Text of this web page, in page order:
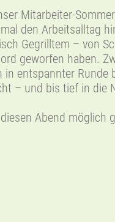
Mitarbeiter-
den Arbeitsalltag
Gegrilltem – von
geworfen haben.
in entspannter Runde
– und bis tief in
Abend